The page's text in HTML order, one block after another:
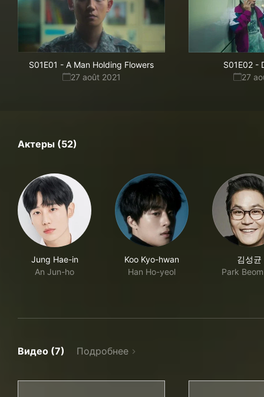
S01E01 - A Man Holding Flowers
27 août 2021
S01E02 -
27
Актеры (52)
Jung Hae-in
An Jun-ho
Koo Kyo-hwan
Han Ho-yeol
김성균
Park
Видео (7) Подробнее